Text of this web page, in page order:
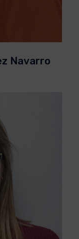
Navarro